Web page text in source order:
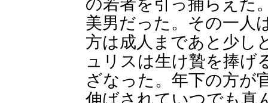
の若者を引っ捕らえた
美男だった。その一人
方は成人まであと少し
ュリスは生け贄を捧げ
ざなった。年下の方が
伸ばされていつでも真